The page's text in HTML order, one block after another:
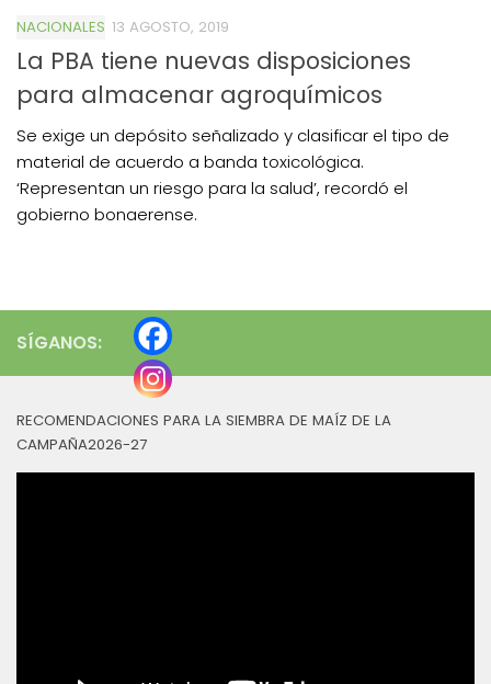
NACIONALES 13 AGOSTO, 2019
La PBA tiene nuevas disposiciones
para almacenar agroquímicos
Se exige un depósito señalizado y clasificar el tipo de
material de acuerdo a banda toxicológica.
‘Representan un riesgo para la salud’, recordó el
gobierno bonaerense.
SÍGANOS:
RECOMENDACIONES PARA LA SIEMBRA DE MAÍZ DE LA
CAMPAÑA2026-27